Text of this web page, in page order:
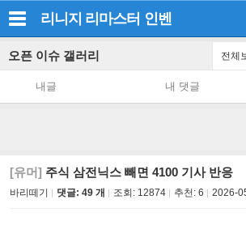
리니지 리마스터 인벤
오픈 이슈 갤러리 전체
내글 내 댓글
[유머] 주식 삼전닉스 빼면 4100 기사 반응
바리떼기 댓글: 49 개 조회: 12874 추천: 6 2026-